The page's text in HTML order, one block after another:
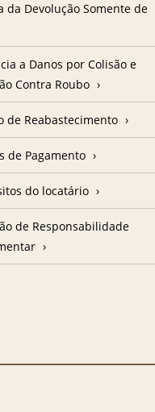
da Devolução Somente de
a Danos por Colisão e
Contra Roubo
de Reabastecimento
de Pagamento
do locatário
de Responsabilidade